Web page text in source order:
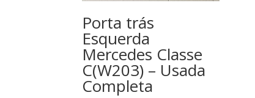
Porta trás
Esquerda
Mercedes Classe
C(W203) – Usada
Completa